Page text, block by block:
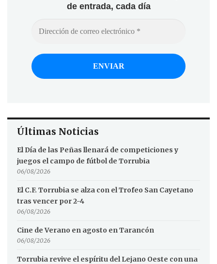
de entrada, cada día
Últimas Noticias
El Día de las Peñas llenará de competiciones y
juegos el campo de fútbol de Torrubia
06/08/2026
El C.F. Torrubia se alza con el Trofeo San Cayetano
tras vencer por 2-4
06/08/2026
Cine de Verano en agosto en Tarancón
06/08/2026
Torrubia revive el espíritu del Lejano Oeste con una